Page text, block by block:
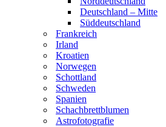
Deutschland – Mitte
Süddeutschland
Frankreich
Irland
Kroatien
Norwegen
Schottland
Schweden
Spanien
Schachbrettblumen
Astrofotografie